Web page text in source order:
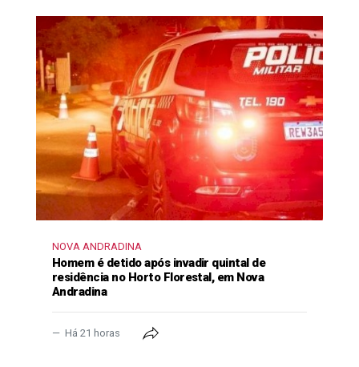
NOVA ANDRADINA
Homem é detido após invadir quintal de
residência no Horto Florestal, em Nova
Andradina
Há 21 horas